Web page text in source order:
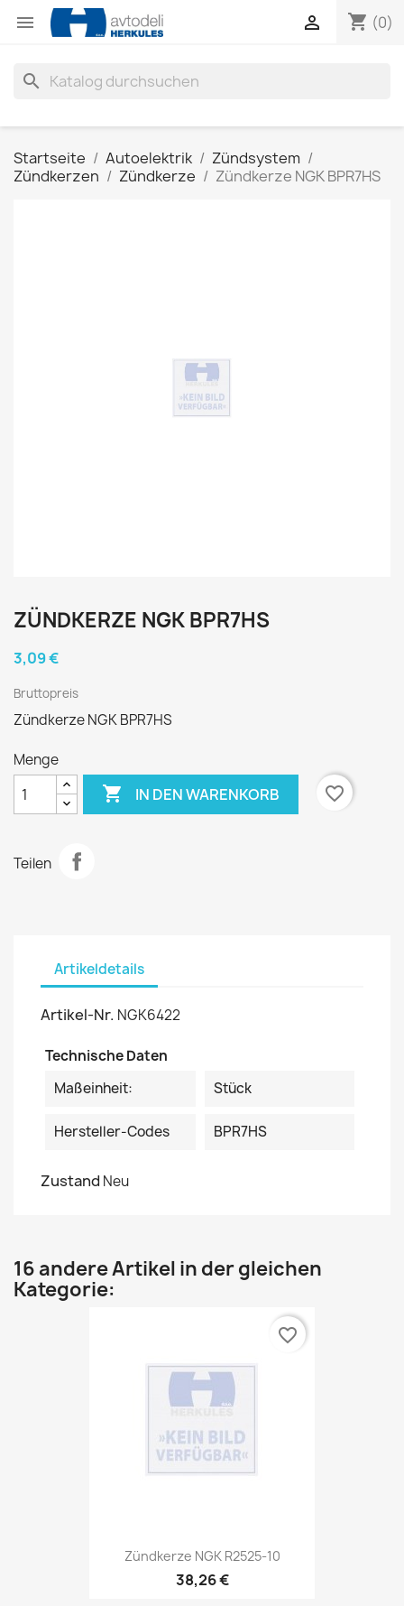
 shopping_cart (0)

search
Startseite Autoelektrik
Zündsystem
Zündkerzen
Zündkerze Zündkerze NGK BPR7HS
ZÜNDKERZE NGK BPR7HS
3,09 €
Bruttopreis
Zündkerze NGK BPR7HS
Menge
 IN DEN WARENKORB favorite_border
Teilen
Artikeldetails
Artikel-Nr. NGK6422
Technische Daten
Maßeinheit:
Stück
Hersteller-Codes BPR7HS
Zustand Neu
16 andere Artikel in der gleichen
Kategorie:
Zündkerze NGK R2525-10
38,26 €
favorite_border